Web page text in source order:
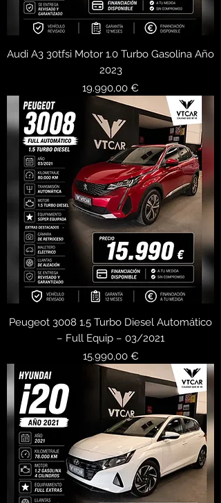
Audi A3 30tfsi Motor 1.0 Turbo Gasolina Año
2023
Precio
19.990,00 €
Peugeot 3008 1.5 Turbo Diesel Automático
– Full Equip – 03/2021
Precio
15.990,00 €